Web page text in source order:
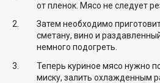
от пленок. Мясо не следует
Затем необходимо
сметану, вино и
немного подогреть.
Теперь куриное мясо нужно
миску, залить охлажденным